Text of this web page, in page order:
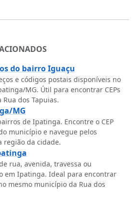
do bairro Iguaçu
e códigos postais disponíveis no
MG. Útil para encontrar CEPs
dos Tapuias.
MG
de Ipatinga. Encontre o CEP
município e navegue pelos
região da cidade.
rua, avenida, travessa ou
em Ipatinga. Ideal para encontrar
mesmo município da Rua dos